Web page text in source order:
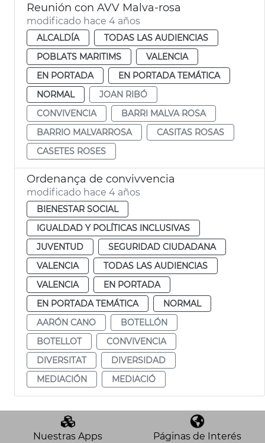
Reunión con AVV Malva-rosa
modificado hace 4 años
ALCALDÍA
TODAS LAS AUDIENCIAS
POBLATS MARITIMS
VALENCIA
EN PORTADA
EN PORTADA TEMÁTICA
NORMAL
JOAN RIBÓ
CONVIVENCIA
BARRI MALVA ROSA
BARRIO MALVARROSA
CASITAS ROSAS
CASETES ROSES
Ordenança de convivvencia
modificado hace 4 años
BIENESTAR SOCIAL
IGUALDAD Y POLÍTICAS INCLUSIVAS
JUVENTUD
SEGURIDAD CIUDADANA
VALENCIA
TODAS LAS AUDIENCIAS
VALENCIA
EN PORTADA
EN PORTADA TEMÁTICA
NORMAL
AARÓN CANO
BOTELLÓN
BOTELLOT
CONVIVENCIA
DIVERSITAT
DIVERSIDAD
MEDIACIÓN
MEDIACIÓ
Nuestras Apps Páginas de Interés